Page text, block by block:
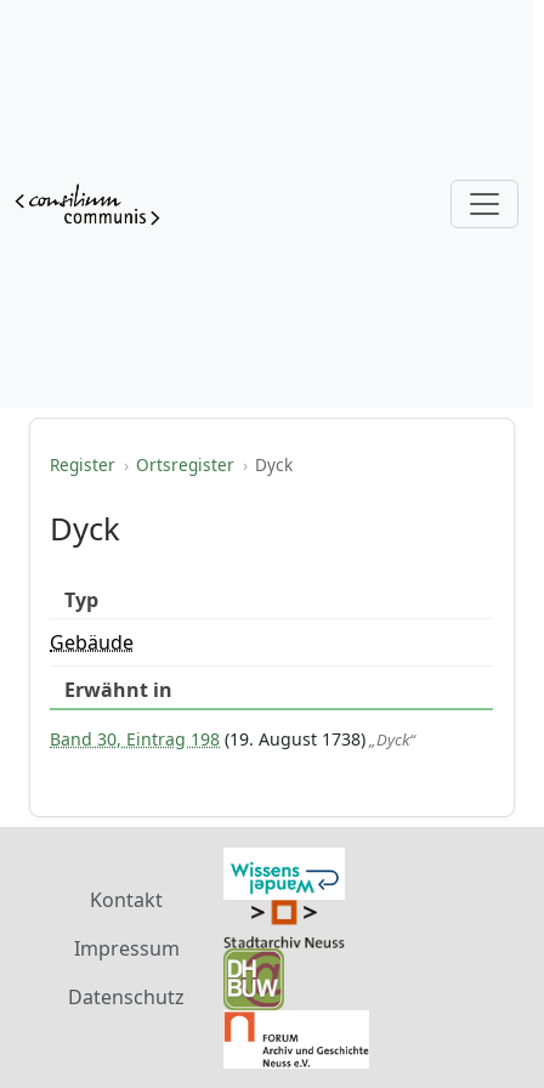
Register › Ortsregister › Dyck
Dyck
Typ
Gebäude
Erwähnt in
Band 30, Eintrag 198 (19. August 1738)„Dyck“
Kontakt
Impressum
Datenschutz